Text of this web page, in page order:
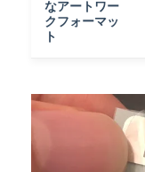
なアートワー
クフォーマッ
ト